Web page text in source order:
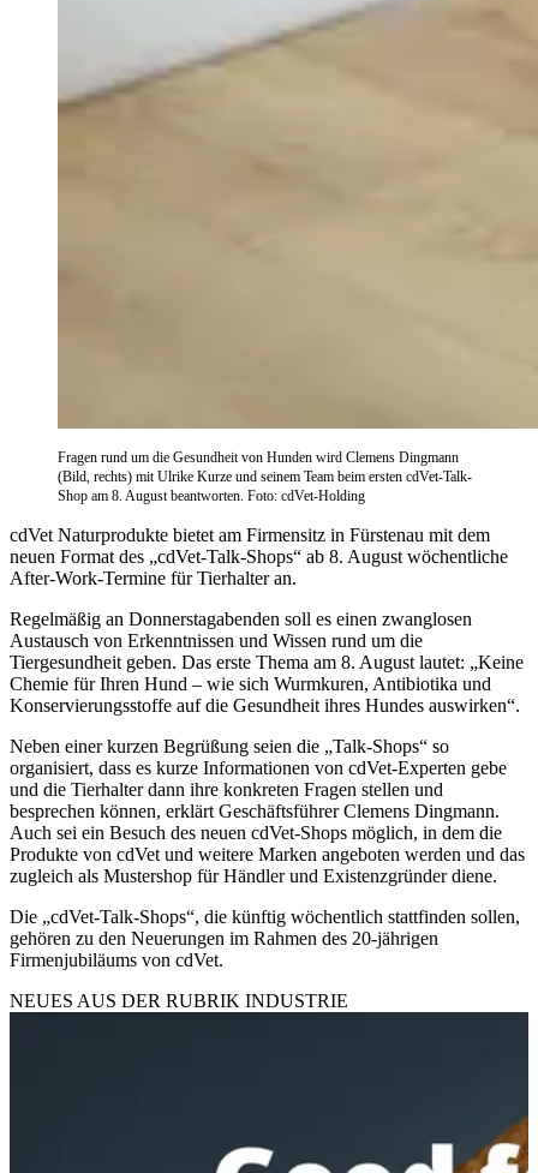
Fragen rund um die Gesundheit von Hunden wird Clemens Dingmann
(Bild, rechts) mit Ulrike Kurze und seinem Team beim ersten cdVet-Talk-
Shop am 8. August beantworten. Foto: cdVet-Holding
cdVet Naturprodukte bietet am Firmensitz in Fürstenau mit dem
neuen Format des „cdVet-Talk-Shops“ ab 8. August wöchentliche
After-Work-Termine für Tierhalter an.
Regelmäßig an Donnerstagabenden soll es einen zwanglosen
Austausch von Erkenntnissen und Wissen rund um die
Tiergesundheit geben. Das erste Thema am 8. August lautet: „Keine
Chemie für Ihren Hund – wie sich Wurmkuren, Antibiotika und
Konservierungsstoffe auf die Gesundheit ihres Hundes auswirken“.
Neben einer kurzen Begrüßung seien die „Talk-Shops“ so
organisiert, dass es kurze Informationen von cdVet-Experten gebe
und die Tierhalter dann ihre konkreten Fragen stellen und
besprechen können, erklärt Geschäftsführer Clemens Dingmann.
Auch sei ein Besuch des neuen cdVet-Shops möglich, in dem die
Produkte von cdVet und weitere Marken angeboten werden und das
zugleich als Mustershop für Händler und Existenzgründer diene.
Die „cdVet-Talk-Shops“, die künftig wöchentlich stattfinden sollen,
gehören zu den Neuerungen im Rahmen des 20-jährigen
Firmenjubiläums von cdVet.
NEUES AUS DER RUBRIK INDUSTRIE